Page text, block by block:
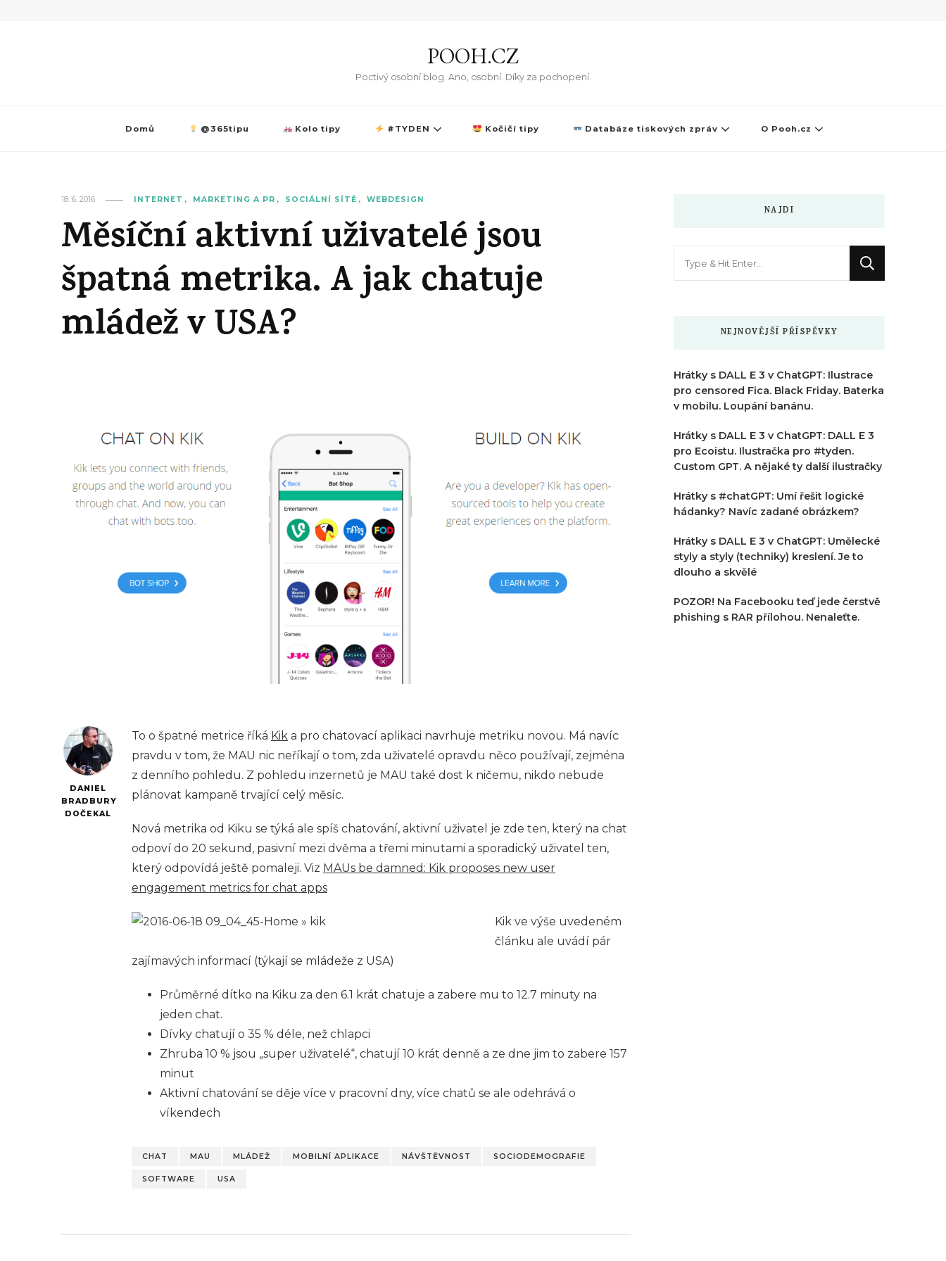
POOH.CZ
Poctivý osobní blog. Ano, osobní. Díky za pochopení.
Domů @365tipu Kolo tipy #TYDEN Kočičí tipy Databáze tiskových zpráv O Pooh.cz
18. 6. 2016 INTERNET MARKETING A PR SOCIÁLNÍ SÍTĚ WEBDESIGN
Měsíční aktivní uživatelé jsou
špatná metrika. A jak chatuje
mládež v USA?
DANIEL
BRADBURY
DOČEKAL
To o špatné metrice říká Kik a pro chatovací aplikaci navrhuje metriku novou. Má navíc
pravdu v tom, že MAU nic neříkají o tom, zda uživatelé opravdu něco používají, zejména
z denního pohledu. Z pohledu inzernetů je MAU také dost k ničemu, nikdo nebude
plánovat kampaně trvající celý měsíc.
Nová metrika od Kiku se týká ale spíš chatování, aktivní uživatel je zde ten, který na chat
odpoví do 20 sekund, pasivní mezi dvěma a třemi minutami a sporadický uživatel ten,
který odpovídá ještě pomaleji. Viz MAUs be damned: Kik proposes new user
engagement metrics for chat apps
Kik ve výše uvedeném
článku ale uvádí pár
zajímavých informací (týkají se mládeže z USA)
Průměrné dítko na Kiku za den 6.1 krát chatuje a zabere mu to 12.7 minuty na
jeden chat.
Dívky chatují o 35 % déle, než chlapci
Zhruba 10 % jsou „super uživatelé“, chatují 10 krát denně a ze dne jim to zabere 157
minut
Aktivní chatování se děje více v pracovní dny, více chatů se ale odehrává o
víkendech
CHAT MAU MLÁDEŽ MOBILNÍ APLIKACE NÁVŠTĚVNOST SOCIODEMOGRAFIE
SOFTWARE USA
NAJDI
NEJNOVĚJŠÍ PŘÍSPĚVKY
Hrátky s DALL E 3 v ChatGPT: Ilustrace
pro censored Fica. Black Friday. Baterka
v mobilu. Loupání banánu.
Hrátky s DALL E 3 v ChatGPT: DALL E 3
pro Ecoistu. Ilustračka pro #tyden.
Custom GPT. A nějaké ty další ilustračky
Hrátky s #chatGPT: Umí řešit logické
hádanky? Navíc zadané obrázkem?
Hrátky s DALL E 3 v ChatGPT: Umělecké
styly a styly (techniky) kreslení. Je to
dlouho a skvělé
POZOR! Na Facebooku teď jede čerstvě
phishing s RAR přílohou. Nenaleťte.